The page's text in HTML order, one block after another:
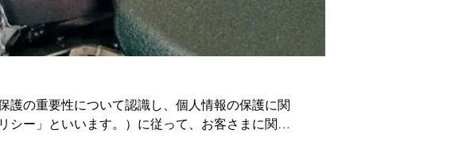
護の重要性について認識し、個人情報の保護に関
シー」といいます。）に従って、お客さまに関す